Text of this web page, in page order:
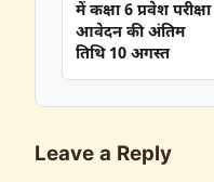
में कक्षा 6 प्रवेश परीक्षा
आवेदन की अंतिम
तिथि 10 अगस्त
Leave a Reply